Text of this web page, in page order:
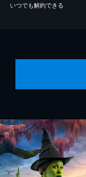
いつでも解約できる